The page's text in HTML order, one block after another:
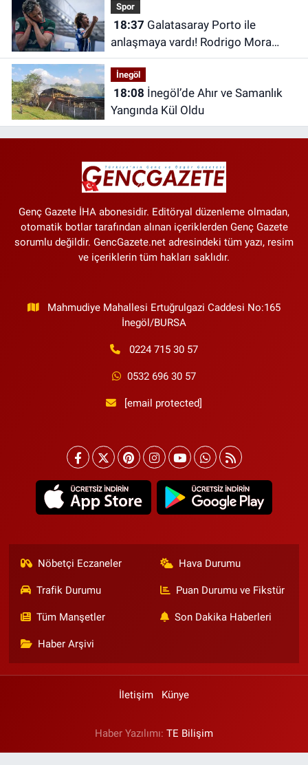
Spor
18:37
anlaşmaya vardı! Rodrigo Mora
transferi canlı yayında açıklandı
İnegöl
18:08
Yangında Kül Oldu
Genç Gazete İHA abonesidir. Editöryal düzenleme olmadan,
otomatik botlar tarafından alınan içeriklerden Genç Gazete
sorumlu değildir. GencGazete.net adresindeki tüm yazı, resim
ve içeriklerin tüm hakları saklıdır.
Mahmudiye Mahallesi Ertuğrulgazi Caddesi No:165
İnegöl/BURSA
0224 715 30 57
0532 696 30 57
[email protected]
Nöbetçi Eczaneler Hava Durumu
Trafik Durumu Puan Durumu ve Fikstür
Tüm Manşetler Son Dakika Haberleri
Haber Arşivi
İletişim Künye
Haber Yazılımı: TE Bilişim